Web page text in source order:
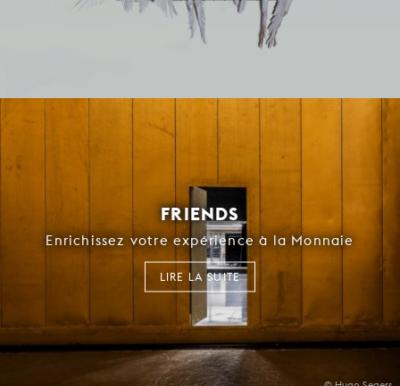
FRIENDS
Enrichissez votre expérience à la Monnaie
LIRE LA SUITE